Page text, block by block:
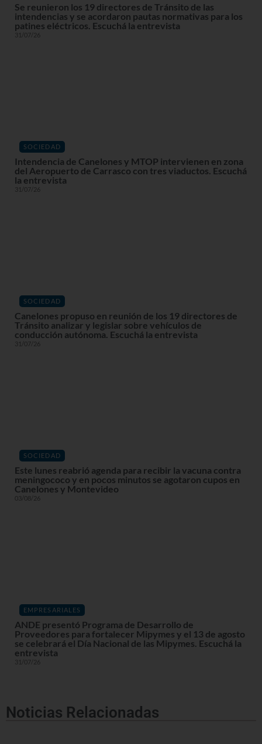
Se reunieron los 19 directores de Tránsito de las
intendencias y se acordaron pautas normativas para los
patines eléctricos. Escuchá la entrevista
31/07/26
SOCIEDAD
Intendencia de Canelones y MTOP intervienen en zona
del Aeropuerto de Carrasco con tres viaductos. Escuchá
la entrevista
31/07/26
SOCIEDAD
Canelones propuso en reunión de los 19 directores de
Tránsito analizar y legislar sobre vehículos de
conducción autónoma. Escuchá la entrevista
31/07/26
SOCIEDAD
Este lunes reabrió agenda para recibir la vacuna contra
meningococo y en pocos minutos se agotaron cupos en
Canelones y Montevideo
03/08/26
EMPRESARIALES
ANDE presentó Programa de Desarrollo de
Proveedores para fortalecer Mipymes y el 13 de agosto
se celebrará el Día Nacional de las Mipymes. Escuchá la
entrevista
31/07/26
Noticias Relacionadas